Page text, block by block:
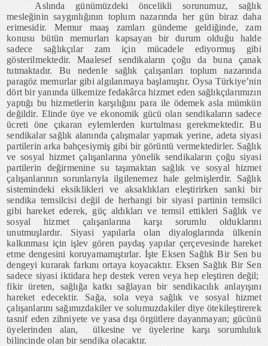
Aslında günümüzdeki öncelikli sorunumuz, sağlık
mesleğinin saygınlığının toplum nazarında her gün biraz daha
erimesidir. Memur maaş zamları gündeme geldiğinde, zam
konusu bütün memurları kapsayan bir durum olduğu halde
sadece sağlıkçılar zam için mücadele ediyormuş gibi
gösterilmektedir. Maalesef sendikaların çoğu da buna çanak
tutmaktadır. Bu nedenle sağlık çalışanları toplum nazarında
paragöz memurlar gibi algılanmaya başlamıştır. Oysa Türkiye’nin
dört bir yanında ülkemize fedakârca hizmet eden sağlıkçılarımızın
yaptığı bu hizmetlerin karşılığını para ile ödemek asla mümkün
değildir. Elinde üye ve ekonomik gücü olan sendikaların sadece
ücreti öne çıkaran eylemlerden kurtulması gerekmektedir. Bu
sendikalar sağlık alanında çalışmalar yapmak yerine, adeta siyasi
partilerin arka bahçesiymiş gibi bir görüntü vermektedirler. Sağlık
ve sosyal hizmet çalışanlarına yönelik sendikaların çoğu siyasi
partilerin değirmenine su taşımaktan sağlık ve sosyal hizmet
çalışanlarının sorunlarıyla ilgilenemez hale gelmişlerdir. Sağlık
sistemindeki eksiklikleri ve aksaklıkları eleştirirken sanki bir
sendika temsilcisi değil de herhangi bir siyasi partinin temsilci
gibi hareket ederek, güç aldıkları ve temsil ettikleri Sağlık ve
sosyal hizmet çalışanlarına karşı sorumlu olduklarını
unutmuşlardır. Siyasi yapılarla olan diyaloglarında ülkenin
kalkınması için işlev gören paydaş yapılar çerçevesinde hareket
etme dengesini koruyamamıştırlar. İşte Eksen Sağlık Bir Sen bu
dengeyi kurarak farkını ortaya koyacaktır. Eksen Sağlık Bir Sen
sadece siyasi iktidara hep destek veren veya hep eleştiren değil;
fikir üreten, sağlığa katkı sağlayan bir sendikacılık anlayışını
hareket edecektir. Sağa, sola veya sağlık ve sosyal hizmet
çalışanlarını sağımızdakiler ve solumuzdakiler diye ötekileştirerek
tasnif eden zihniyete ve yasa dışı örgütlere dayanmayan; gücünü
üyelerinden alan, ülkesine ve üyelerine karşı sorumluluk
bilincinde olan bir sendika olacaktır.